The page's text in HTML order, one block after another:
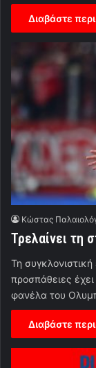
Διαβάστε
Κώστας
Τρελαίνει τη
Τη
προσπάθειες έχει
φανέλα του
Διαβάστε